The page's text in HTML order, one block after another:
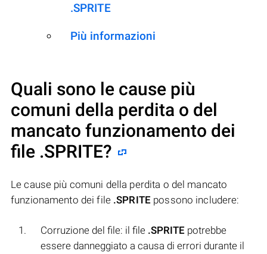
.SPRITE
Più informazioni
Quali sono le cause più
comuni della perdita o del
mancato funzionamento dei
file .SPRITE?
Le cause più comuni della perdita o del mancato
funzionamento dei file .SPRITE possono includere:
Corruzione del file: il file .SPRITE potrebbe
essere danneggiato a causa di errori durante il